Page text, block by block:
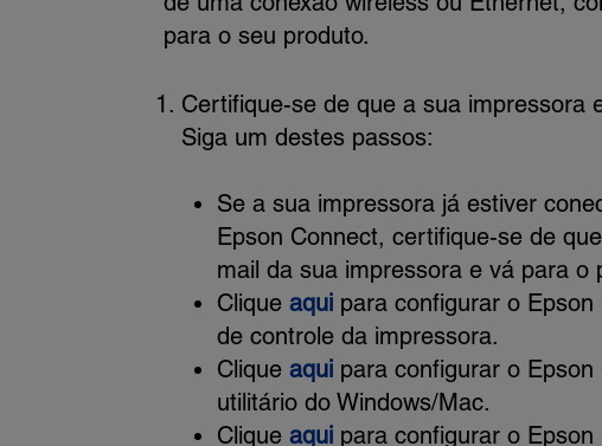
para o seu produto.
Certifique-se de que a sua impressora
Siga um destes passos:
Se a sua impressora já estiver
Epson Connect, certifique-se de
mail da sua impressora e vá para o
Clique aquipara configurar o Epson
de controle da impressora.
Clique aquipara configurar o Epson
utilitário do Windows/Mac.
Clique aquipara configurar o Epson